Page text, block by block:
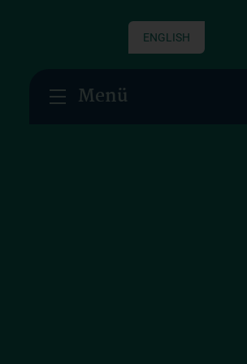
ENGLISH
Menü